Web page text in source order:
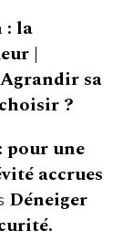
: la
|
Agrandir sa
?
une
accrues
Déneiger